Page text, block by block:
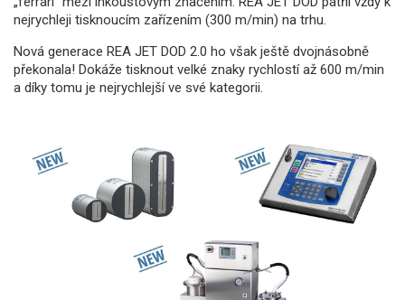
nejrychleji tisknoucím zařízením (300 m/min) na trhu.
Nová generace REA JET DOD 2.0 ho však ještě dvojnásobně
překonala! Dokáže tisknout velké znaky rychlostí až 600 m/min
a díky tomu je nejrychlejší ve své kategorii.